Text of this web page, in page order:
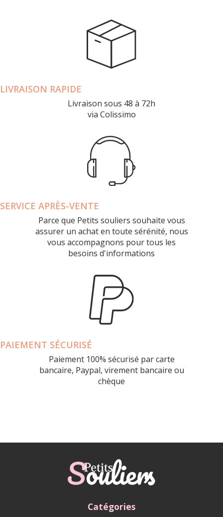
LIVRAISON RAPIDE
Livraison sous 48 à 72h
via Colissimo
SERVICE APRÈS-VENTE
Parce que Petits souliers souhaite vous
assurer un achat en toute sérénité, nous
vous accompagnons pour tous les
besoins d'informations
PAIEMENT SÉCURISÉ
Paiement 100% sécurisé par carte
bancaire, Paypal, virement bancaire ou
chèque
Catégories